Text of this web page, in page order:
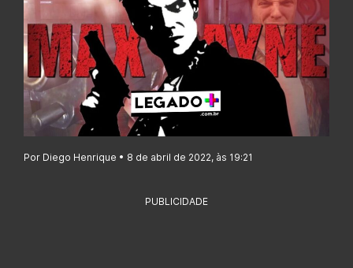
Por Diego Henrique • 8 de abril de 2022, às 19:21
PUBLICIDADE